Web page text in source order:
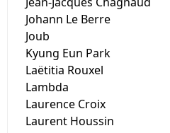
Johann Le Berre
Joub
Kyung Eun Park
Laëtitia Rouxel
Lambda
Laurence Croix
Laurent Houssin